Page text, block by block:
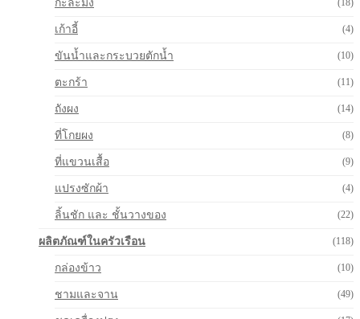
กะละมัง (18)
เก้าอี้ (4)
ขันน้ำและกระบวยตักน้ำ (10)
ตะกร้า (11)
ถังผง (14)
ที่โกยผง (8)
ที่แขวนเสื้อ (9)
แปรงซักผ้า (4)
ลิ้นชัก และ ชั้นวางของ (22)
ผลิตภัณฑ์ในครัวเรือน (118)
กล่องข้าว (10)
ชามและจาน (49)